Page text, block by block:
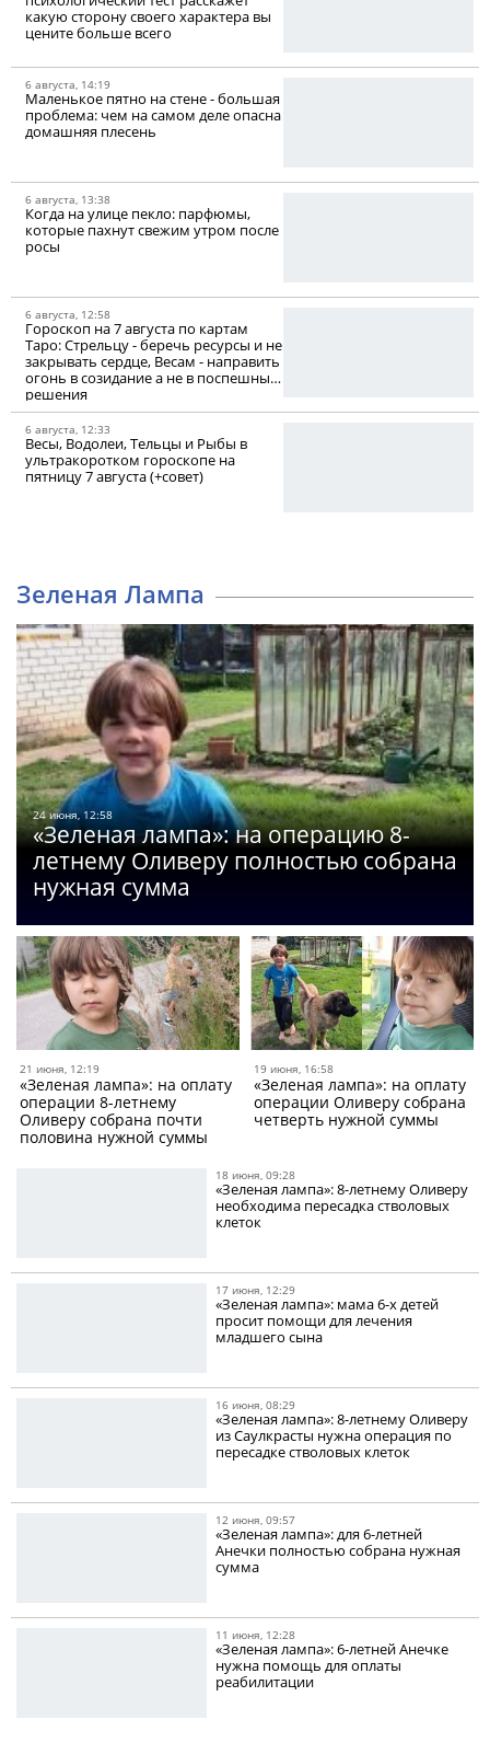
какую сторону своего характера вы
цените больше всего
6 августа, 14:19
Маленькое пятно на стене - большая
проблема: чем на самом деле опасна
домашняя плесень
6 августа, 13:38
Когда на улице пекло: парфюмы,
которые пахнут свежим утром после
росы
6 августа, 12:58
Гороскоп на 7 августа по картам
Таро: Стрельцу - беречь ресурсы и не
закрывать сердце, Весам - направить
огонь в созидание а не в поспешные
решения
6 августа, 12:33
Весы, Водолеи, Тельцы и Рыбы в
ультракоротком гороскопе на
пятницу 7 августа (+совет)
Зеленая Лампа
24 июня, 12:58
«Зеленая лампа»: на операцию 8-
летнему Оливеру полностью собрана
нужная сумма
21 июня, 12:19
«Зеленая лампа»: на оплату
операции 8-летнему
Оливеру собрана почти
половина нужной суммы
19 июня, 16:58
«Зеленая лампа»: на оплату
операции Оливеру собрана
четверть нужной суммы
18 июня, 09:28
«Зеленая лампа»: 8-летнему Оливеру
необходима пересадка стволовых
клеток
17 июня, 12:29
«Зеленая лампа»: мама 6-х детей
просит помощи для лечения
младшего сына
16 июня, 08:29
«Зеленая лампа»: 8-летнему Оливеру
из Саулкрасты нужна операция по
пересадке стволовых клеток
12 июня, 09:57
«Зеленая лампа»: для 6-летней
Анечки полностью собрана нужная
сумма
11 июня, 12:28
«Зеленая лампа»: 6-летней Анечке
нужна помощь для оплаты
реабилитации